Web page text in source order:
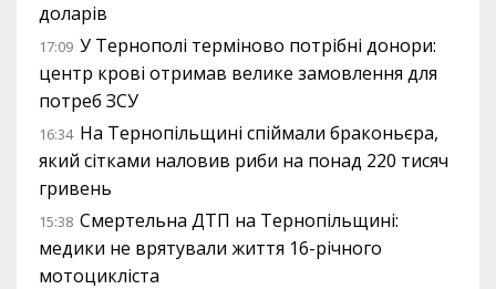
доларів
17:09 У Тернополі терміново потрібні донори:
центр крові отримав велике замовлення для
потреб ЗСУ
16:34 На Тернопільщині спіймали браконьєра,
який сітками наловив риби на понад 220 тисяч
гривень
15:38 Смертельна ДТП на Тернопільщині:
медики не врятували життя 16-річного
мотоцикліста